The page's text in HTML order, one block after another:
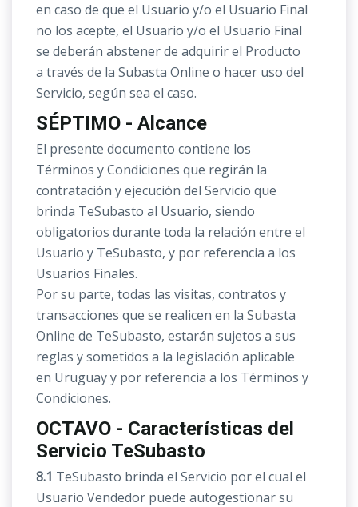
en caso de que el Usuario y/o el Usuario Final
no los acepte, el Usuario y/o el Usuario Final
se deberán abstener de adquirir el Producto
a través de la Subasta Online o hacer uso del
Servicio, según sea el caso.
SÉPTIMO - Alcance
El presente documento contiene los
Términos y Condiciones que regirán la
contratación y ejecución del Servicio que
brinda TeSubasto al Usuario, siendo
obligatorios durante toda la relación entre el
Usuario y TeSubasto, y por referencia a los
Usuarios Finales.
Por su parte, todas las visitas, contratos y
transacciones que se realicen en la Subasta
Online de TeSubasto, estarán sujetos a sus
reglas y sometidos a la legislación aplicable
en Uruguay y por referencia a los Términos y
Condiciones.
OCTAVO - Características del
Servicio TeSubasto
8.1 TeSubasto brinda el Servicio por el cual el
Usuario Vendedor puede autogestionar su